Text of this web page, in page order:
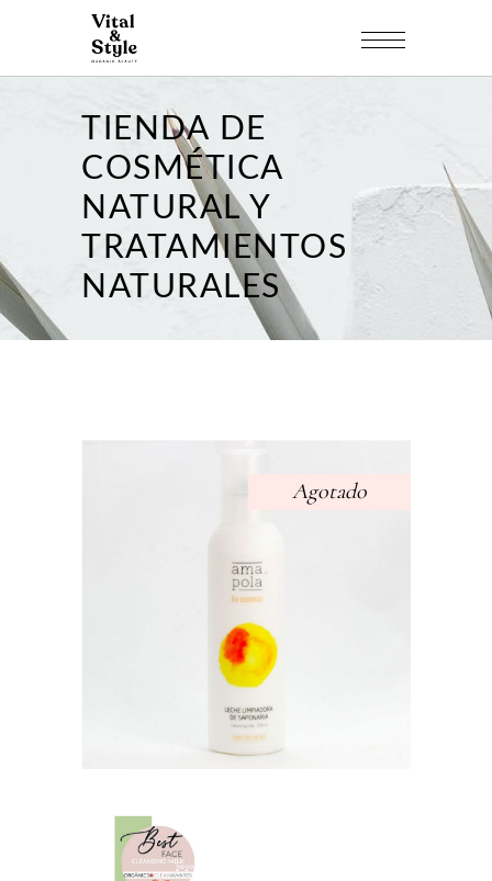
TIENDA DE
COSMÉTICA
NATURAL Y
TRATAMIENTOS
NATURALES
Agotado